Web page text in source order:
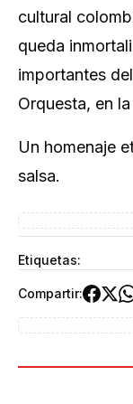
cultural
queda
importantes
Orquesta, en
Un homenaje
salsa.
Etiquetas:
Compartir: